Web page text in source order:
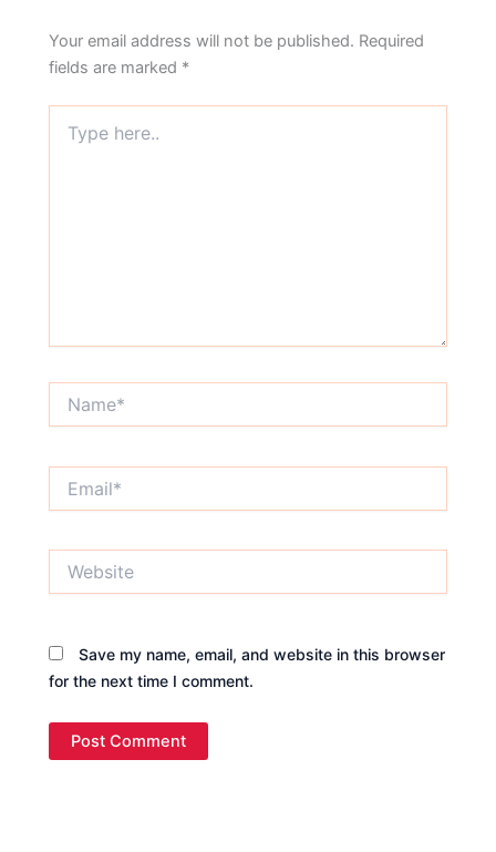
Your email address will not be published. Required
fields are marked *
here..
Save my name, email, and website in this browser
for the next time I comment.